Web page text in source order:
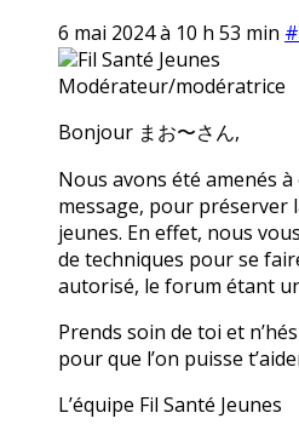
6 mai 2024 à 10 h 53 min
Fil Santé Jeunes
Modérateur/modératrice
Bonjour まお〜さん,
Nous avons été amenés
message, pour préserver
jeunes. En effet, nous
de techniques pour se
autorisé, le forum étant
Prends soin de toi et
pour que l’on puisse
L’équipe Fil Santé Jeunes